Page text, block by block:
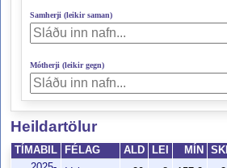
Samherji (leikir saman)
Mótherji (leikir gegn)
Heildartölur
TÍMABIL FÉLAG ALD LEI MÍN